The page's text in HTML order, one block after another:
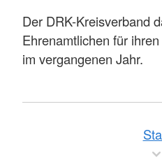
Der DRK-Kreisverband
Ehrenamtlichen für
im vergangenen Jahr.